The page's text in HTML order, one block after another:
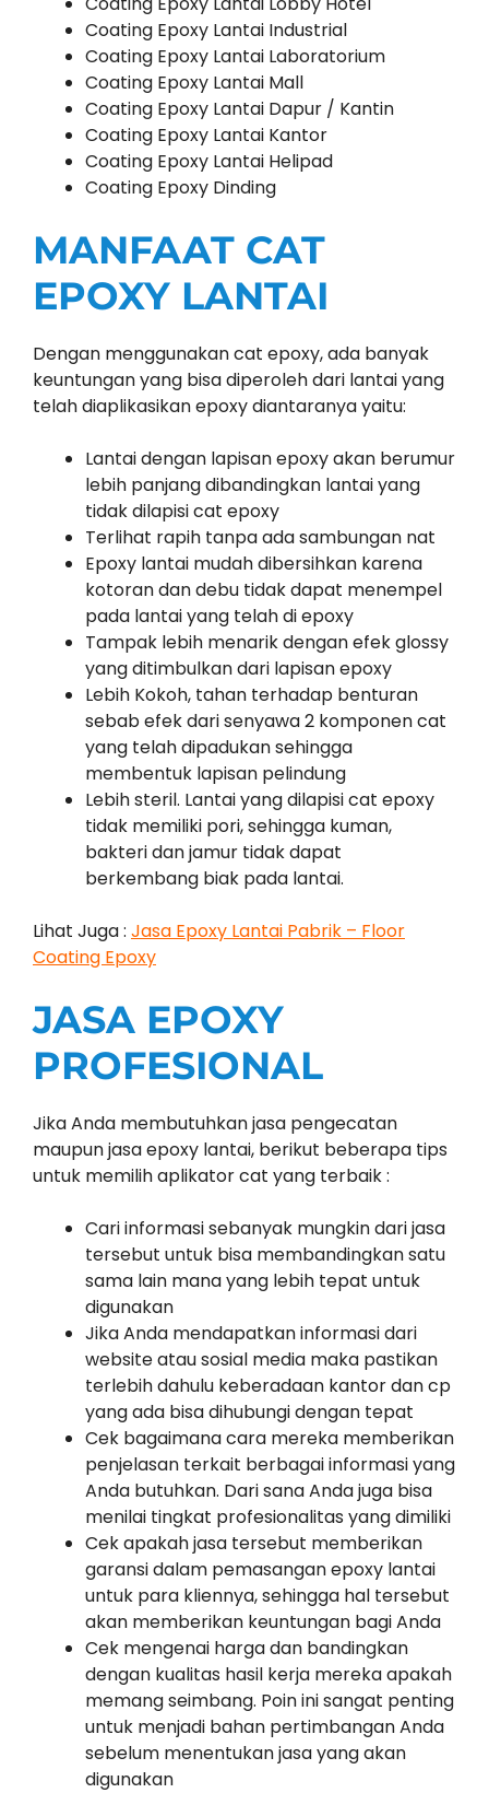
Coating Epoxy Lantai Industrial
Coating Epoxy Lantai Laboratorium
Coating Epoxy Lantai Mall
Coating Epoxy Lantai Dapur / Kantin
Coating Epoxy Lantai Kantor
Coating Epoxy Lantai Helipad
Coating Epoxy Dinding
MANFAAT CAT
EPOXY LANTAI
Dengan menggunakan cat epoxy, ada banyak
keuntungan yang bisa diperoleh dari lantai yang
telah diaplikasikan epoxy diantaranya yaitu:
Lantai dengan lapisan epoxy akan berumur
lebih panjang dibandingkan lantai yang
tidak dilapisi cat epoxy
Terlihat rapih tanpa ada sambungan nat
Epoxy lantai mudah dibersihkan karena
kotoran dan debu tidak dapat menempel
pada lantai yang telah di epoxy
Tampak lebih menarik dengan efek glossy
yang ditimbulkan dari lapisan epoxy
Lebih Kokoh, tahan terhadap benturan
sebab efek dari senyawa 2 komponen cat
yang telah dipadukan sehingga
membentuk lapisan pelindung
Lebih steril. Lantai yang dilapisi cat epoxy
tidak memiliki pori, sehingga kuman,
bakteri dan jamur tidak dapat
berkembang biak pada lantai.
Lihat Juga : Jasa Epoxy Lantai Pabrik – Floor
Coating Epoxy
JASA EPOXY
PROFESIONAL
Jika Anda membutuhkan jasa pengecatan
maupun jasa epoxy lantai, berikut beberapa tips
untuk memilih aplikator cat yang terbaik :
Cari informasi sebanyak mungkin dari jasa
tersebut untuk bisa membandingkan satu
sama lain mana yang lebih tepat untuk
digunakan
Jika Anda mendapatkan informasi dari
website atau sosial media maka pastikan
terlebih dahulu keberadaan kantor dan cp
yang ada bisa dihubungi dengan tepat
Cek bagaimana cara mereka memberikan
penjelasan terkait berbagai informasi yang
Anda butuhkan. Dari sana Anda juga bisa
menilai tingkat profesionalitas yang dimiliki
Cek apakah jasa tersebut memberikan
garansi dalam pemasangan epoxy lantai
untuk para kliennya, sehingga hal tersebut
akan memberikan keuntungan bagi Anda
Cek mengenai harga dan bandingkan
dengan kualitas hasil kerja mereka apakah
memang seimbang. Poin ini sangat penting
untuk menjadi bahan pertimbangan Anda
sebelum menentukan jasa yang akan
digunakan